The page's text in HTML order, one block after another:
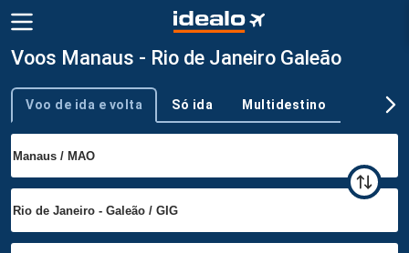
Voos Manaus - Rio de Janeiro Galeão
Tipo de viagem
Voo de ida e volta Só ida Multidestino